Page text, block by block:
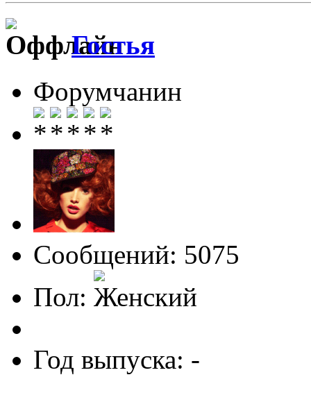
Гостья
Форумчанин
Сообщений: 5075
Пол:
Год выпуска: -